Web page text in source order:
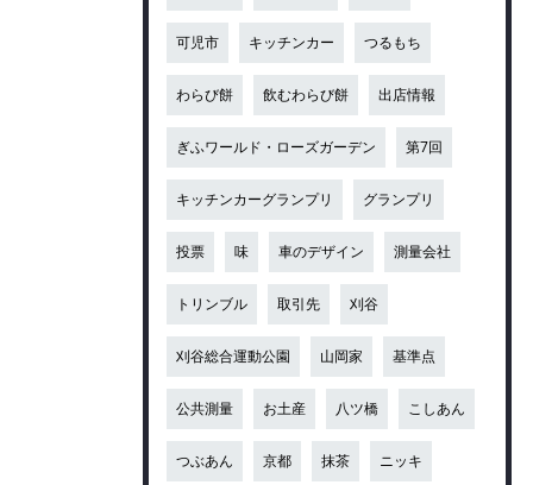
可児市 キッチンカー つるもち
わらび餅 飲むわらび餅 出店情報
ぎふワールド・ローズガーデン 第7回
キッチンカーグランプリ グランプリ
投票 味 車のデザイン 測量会社
トリンブル 取引先 刈谷
刈谷総合運動公園 山岡家 基準点
公共測量 お土産 八ツ橋 こしあん
つぶあん 京都 抹茶 ニッキ